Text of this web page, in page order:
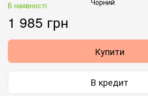
В наявності
1 985 грн
Купити
В кредит